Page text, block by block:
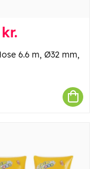
6.6 m, Ø32 mm,